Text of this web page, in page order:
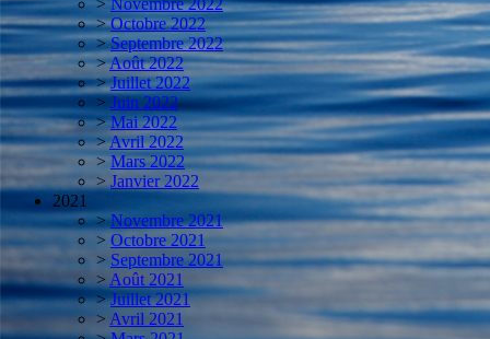
> Novembre 2022
> Octobre 2022
> Septembre 2022
>Août 2022
> Juillet 2022
> Juin 2022
> Mai 2022
>Avril 2022
> Mars 2022
> Janvier 2022
2021
> Novembre 2021
> Octobre 2021
> Septembre 2021
> Août 2021
> Juillet 2021
> Avril 2021